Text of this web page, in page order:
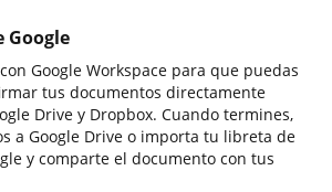
Google
Google Workspace para que puedas
tus documentos directamente
Drive y Dropbox. Cuando termines,
a Google Drive o importa tu libreta de
y comparte el documento con tus